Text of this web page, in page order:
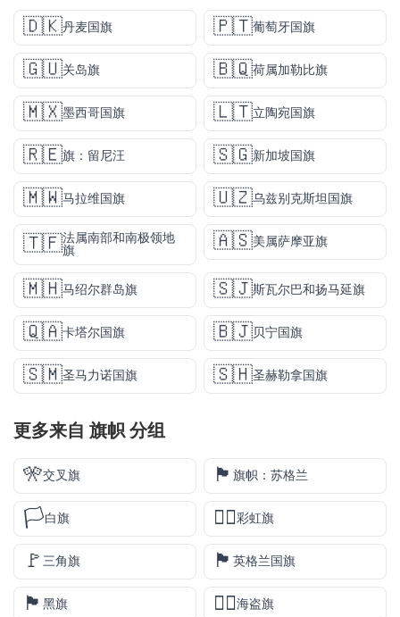
🇩🇰丹麦国旗 🇵🇹葡萄牙国旗
🇬🇺关岛旗 🇧🇶荷属加勒比旗
🇲🇽墨西哥国旗 🇱🇹立陶宛国旗
🇷🇪旗：留尼汪 🇸🇬新加坡国旗
🇲🇼马拉维国旗 🇺🇿乌兹别克斯坦国旗
🇹🇫法属南部和南极领地
旗
🇦🇸美属萨摩亚旗
🇲🇭马绍尔群岛旗 🇸🇯斯瓦尔巴和扬马延旗
🇶🇦卡塔尔国旗 🇧🇯贝宁国旗
🇸🇲圣马力诺国旗 🇸🇭圣赫勒拿国旗
更多来自 旗帜分组
🎌交叉旗 🏴󠁧󠁢󠁳󠁣󠁴󠁿 旗帜：苏格兰
🏳️白旗 🏳️‍🌈彩虹旗
🚩 三角旗 🏴󠁧󠁢󠁥󠁮󠁧󠁿 英格兰国旗
🏴 黑旗 🏴‍☠️海盗旗